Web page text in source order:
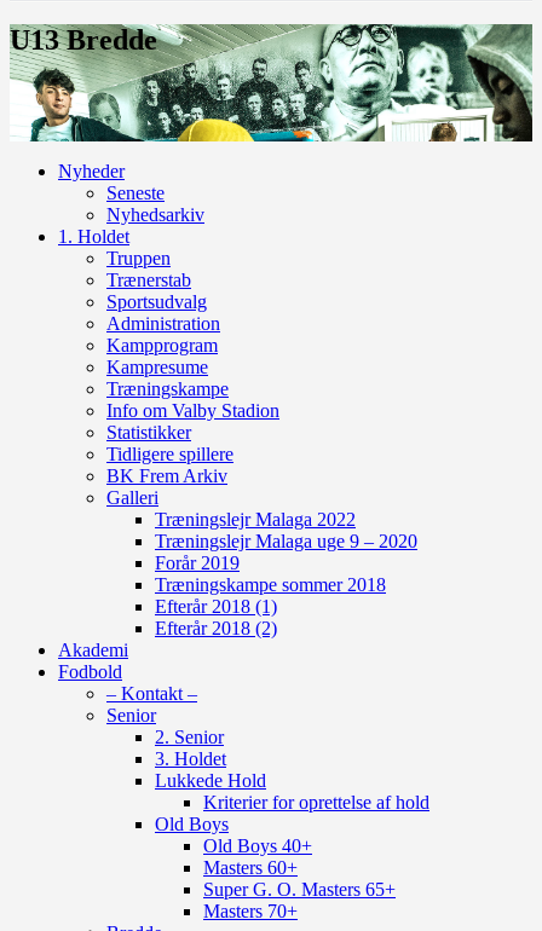
U13 Bredde
Nyheder
Seneste
Nyhedsarkiv
1. Holdet
Truppen
Trænerstab
Sportsudvalg
Administration
Kampprogram
Kampresume
Træningskampe
Info om Valby Stadion
Statistikker
Tidligere spillere
BK Frem Arkiv
Galleri
Træningslejr Malaga 2022
Træningslejr Malaga uge 9 – 2020
Forår 2019
Træningskampe sommer 2018
Efterår 2018 (1)
Efterår 2018 (2)
Akademi
Fodbold
– Kontakt –
Senior
2. Senior
3. Holdet
Lukkede Hold
Kriterier for oprettelse af hold
Old Boys
Old Boys 40+
Masters 60+
Super G. O. Masters 65+
Masters 70+